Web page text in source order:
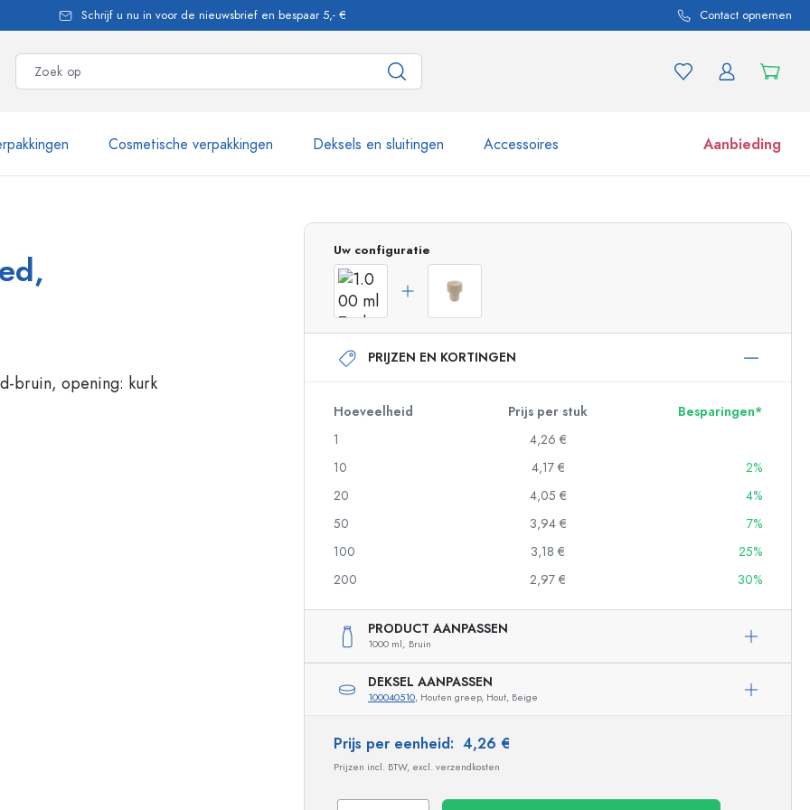
Schrijf u nu in voor de nieuwsbrief en bespaar 5,- € Contact opnemen
Cosmetische verpakkingen Deksels en sluitingen Accessoires Aanbieding
Glazen flessen 500 ml
Glazen flessen 750 ml
Glazen flessen 1000 ml
Airless Dispenser
Gin flessen
Kerstflessen
Decoratieve flessen
Cilindrische flessen
Potten e potjes
Uw configuratie
PRIJZEN EN KORTINGEN
Hoeveelheid Prijs per stuk
Besparingen*
1
4,26 €
10
4,17 €
2%
20
4,05 €
4%
50
3,94 €
7%
100
3,18 €
25%
200
2,97 € 30%
PRODUCT AANPASSEN
1000 ml, Bruin
DEKSEL AANPASSEN
100040510, Houten greep, Hout, Beige
Prijs per eenheid: 4,26 €
Prijzen incl. BTW, excl. verzendkosten